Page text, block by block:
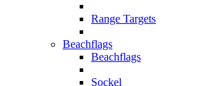
Range Targets
Beachflags
Beachflags
Sockel